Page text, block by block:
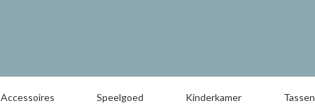
Accessoires Speelgoed Kinderkamer Tassen